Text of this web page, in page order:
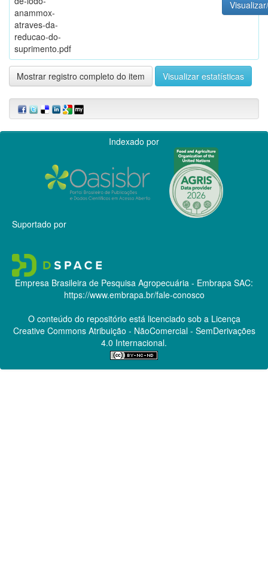
anammox-
atraves-da-
reducao-do-
suprimento.pdf
Mostrar registro completo do item Visualizar estatísticas
Indexado por
Suportado por
Empresa Brasileira de Pesquisa Agropecuária - Embrapa SAC:
https://www.embrapa.br/fale-conosco
O conteúdo do repositório está licenciado sob a Licença
Creative CommonsAtribuição - NãoComercial - SemDerivações
4.0 Internacional.